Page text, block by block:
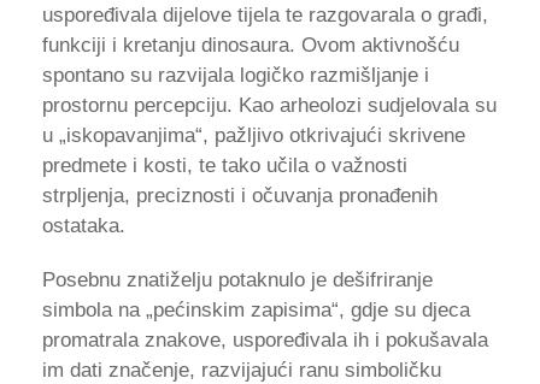
uspoređivala dijelove tijela te razgovarala o građi,
funkciji i kretanju dinosaura. Ovom aktivnošću
spontano su razvijala logičko razmišljanje i
prostornu percepciju. Kao arheolozi sudjelovala su
u „iskopavanjima“, pažljivo otkrivajući skrivene
predmete i kosti, te tako učila o važnosti
strpljenja, preciznosti i očuvanja pronađenih
ostataka.
Posebnu znatiželju potaknulo je dešifriranje
simbola na „pećinskim zapisima“, gdje su djeca
promatrala znakove, uspoređivala ih i pokušavala
im dati značenje, razvijajući ranu simboličku